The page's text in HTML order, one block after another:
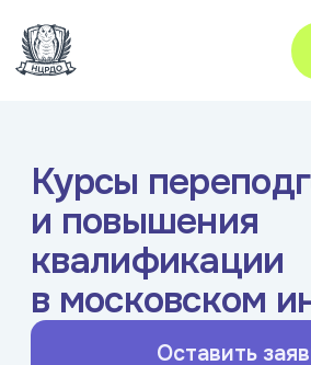
Записаться
квалификации
в московском институте
Оставить заявку